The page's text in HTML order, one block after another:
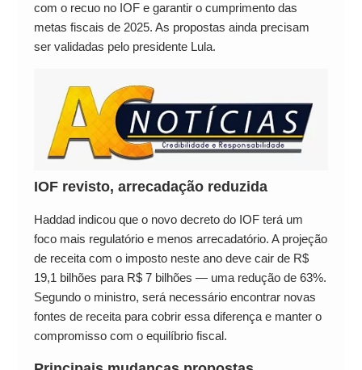
com o recuo no IOF e garantir o cumprimento das
metas fiscais de 2025. As propostas ainda precisam
ser validadas pelo presidente Lula.
IOF revisto, arrecadação reduzida
Haddad indicou que o novo decreto do IOF terá um
foco mais regulatório e menos arrecadatório. A projeção
de receita com o imposto neste ano deve cair de R$
19,1 bilhões para R$ 7 bilhões — uma redução de 63%.
Segundo o ministro, será necessário encontrar novas
fontes de receita para cobrir essa diferença e manter o
compromisso com o equilíbrio fiscal.